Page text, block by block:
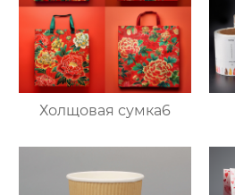
Холщовая сумка6